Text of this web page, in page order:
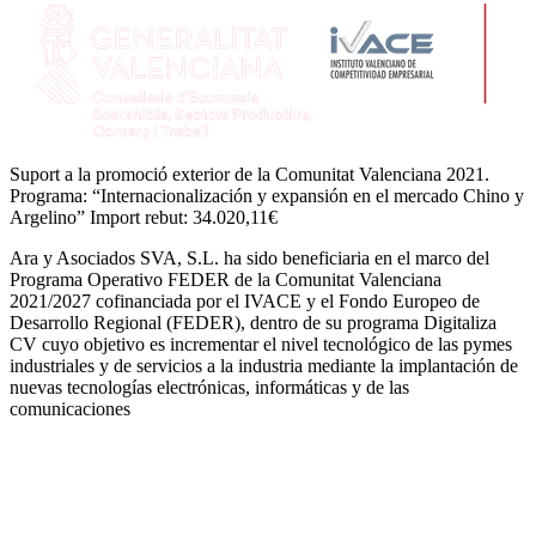
Suport a la promoció exterior de la Comunitat Valenciana 2021.
Programa: “Internacionalización y expansión en el mercado Chino y
Argelino” Import rebut: 34.020,11€
Ara y Asociados SVA, S.L. ha sido beneficiaria en el marco del
Programa Operativo FEDER de la Comunitat Valenciana
2021/2027 cofinanciada por el IVACE y el Fondo Europeo de
Desarrollo Regional (FEDER), dentro de su programa Digitaliza
CV cuyo objetivo es incrementar el nivel tecnológico de las pymes
industriales y de servicios a la industria mediante la implantación de
nuevas tecnologías electrónicas, informáticas y de las
comunicaciones